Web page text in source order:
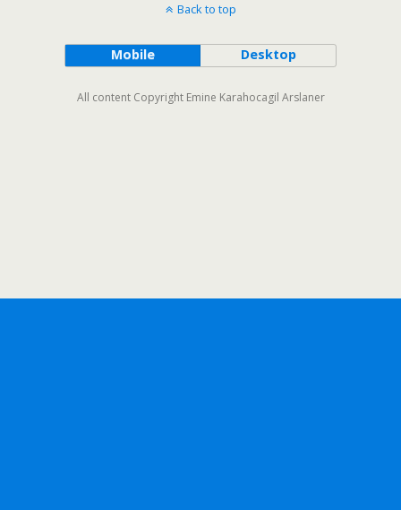
Back to top
Mobile Desktop
All content Copyright Emine Karahocagil Arslaner